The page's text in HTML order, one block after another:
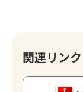
関連リンク